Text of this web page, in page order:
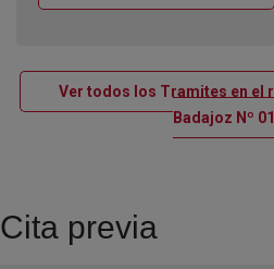
Ver todos los Tramites en el
Badajoz Nº 01
Cita previa